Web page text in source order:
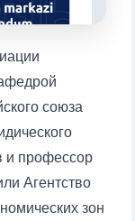
союза
и профессор
Агентство
зон